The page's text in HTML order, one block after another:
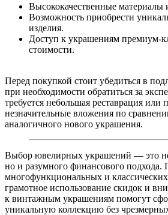
Высококачественные материалы
Возможность приобрести
изделия.
Доступ к украшениям премиум-
стоимости.
Перед покупкой стоит убедиться в
при необходимости обратиться за
требуется небольшая реставрация или
незначительные вложения по
аналогичного нового украшения.
Выбор ювелирных украшений — это не
но и разумного финансового
многофункциональных и классических
грамотное использование скидок и
к винтажным украшениям помогут
уникальную коллекцию без